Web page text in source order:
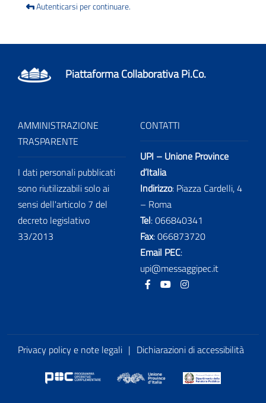
Autenticarsi per continuare.
Piattaforma Collaborativa Pi.Co.
AMMINISTRAZIONE
TRASPARENTE
I dati personali pubblicati
sono riutilizzabili solo ai
sensi dell'articolo 7 del
decreto legislativo
33/2013
CONTATTI
UPI – Unione Province
d’Italia
Indirizzo: Piazza Cardelli, 4
– Roma
Tel:066840341
Fax:066873720
Email PEC:
upi@messaggipec.it
FacebookYoutube
Privacy policy e note legali | Dichiarazioni di accessibilità